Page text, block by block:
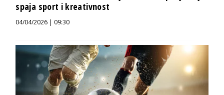
spaja sport i kreativnost
04/04/2026 | 09:30